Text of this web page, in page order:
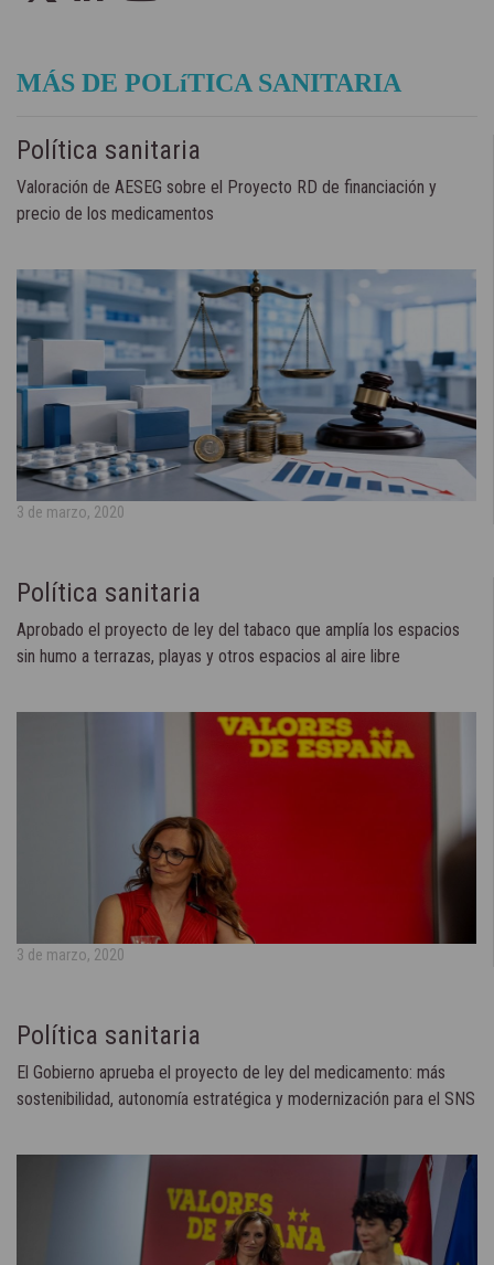
MÁS DE POLíTICA SANITARIA
Política sanitaria
Valoración de AESEG sobre el Proyecto RD de financiación y
precio de los medicamentos
3 de marzo, 2020
Política sanitaria
Aprobado el proyecto de ley del tabaco que amplía los espacios
sin humo a terrazas, playas y otros espacios al aire libre
3 de marzo, 2020
Política sanitaria
El Gobierno aprueba el proyecto de ley del medicamento: más
sostenibilidad, autonomía estratégica y modernización para el SNS